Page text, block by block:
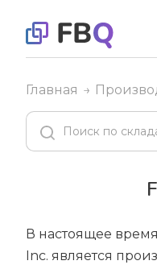
Главная
В настоящее
Inc. является